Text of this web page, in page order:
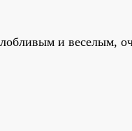
и веселым,